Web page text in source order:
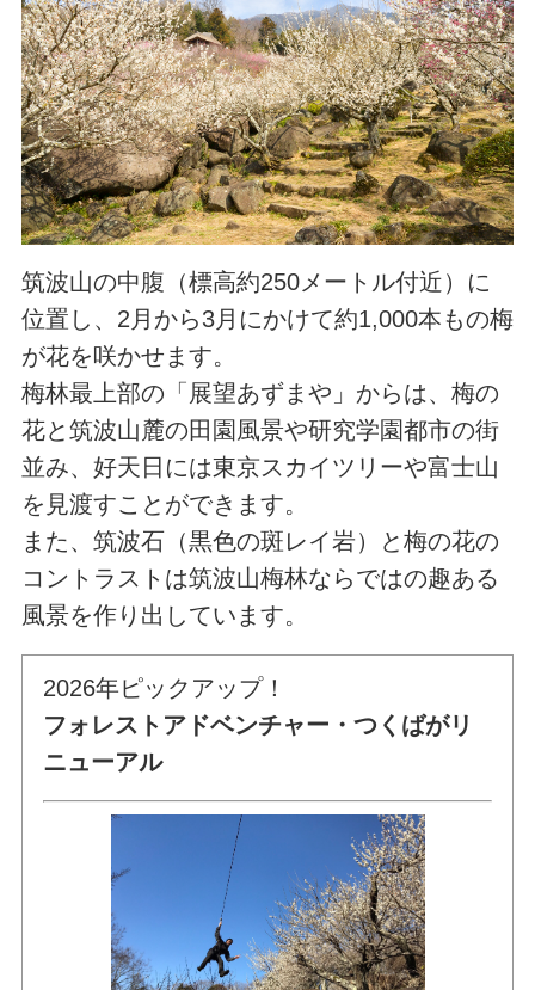
筑波山の中腹（標高約250メートル付近）に
位置し、2月から3月にかけて約1,000本もの梅
が花を咲かせます。
梅林最上部の「展望あずまや」からは、梅の
花と筑波山麓の田園風景や研究学園都市の街
並み、好天日には東京スカイツリーや富士山
を見渡すことができます。
また、筑波石（黒色の斑レイ岩）と梅の花の
コントラストは筑波山梅林ならではの趣ある
風景を作り出しています。
2026年ピックアップ！
フォレストアドベンチャー・つくばがリ
ニューアル